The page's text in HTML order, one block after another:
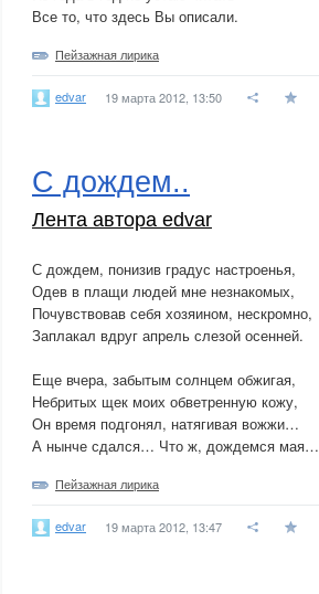
Все то, что здесь Вы описали.
Пейзажная лирика
edvar 19 марта 2012, 13:50
С дождем..
Лента автора edvar
С дождем, понизив градус настроенья,
Одев в плащи людей мне незнакомых,
Почувствовав себя хозяином, нескромно,
Заплакал вдруг апрель слезой осенней.
Еще вчера, забытым солнцем обжигая,
Небритых щек моих обветренную кожу,
Он время подгонял, натягивая вожжи…
А нынче сдался… Что ж, дождемся мая…
Пейзажная лирика
edvar 19 марта 2012, 13:47